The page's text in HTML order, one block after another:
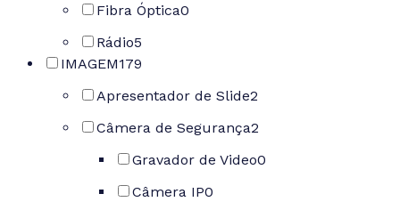
Fibra Óptica0
Rádio5
IMAGEM179
Apresentador de Slide2
Câmera de Segurança2
Gravador de Video0
Câmera IP0